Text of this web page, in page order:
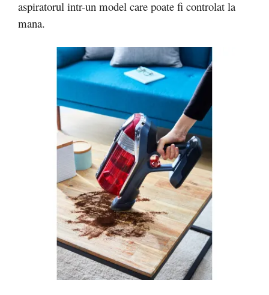
aspiratorul intr-un model care poate fi controlat la
mana.